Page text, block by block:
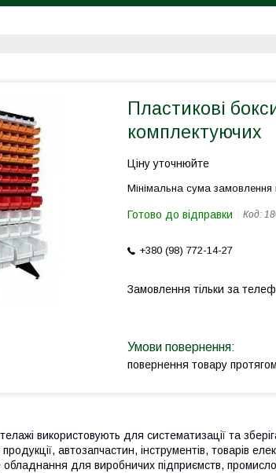
Пластикові
комплектуючих
Ціну уточнюйте
Мінімальна сума замовлення
Готово до відправки Код:
+380 (98) 772-14-27
Замовлення тільки за
повернення товару
використовують для систематизації та
продукції, автозапчастин, інструментів, товарів
для виробничих підприємств,